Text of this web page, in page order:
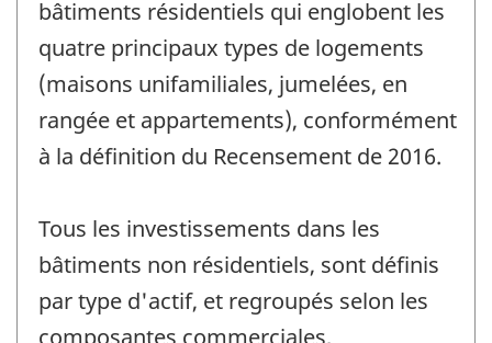
bâtiments résidentiels qui englobent les
quatre principaux types de logements
(maisons unifamiliales, jumelées, en
rangée et appartements), conformément
à la définition du Recensement de 2016.
Tous les investissements dans les
bâtiments non résidentiels, sont définis
par type d'actif, et regroupés selon les
composantes commerciales,